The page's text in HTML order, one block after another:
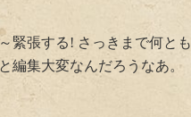
緊張する! さっきまで何とも
編集大変なんだろうなあ。